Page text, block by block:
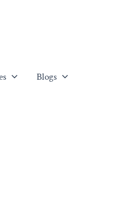
Blogs